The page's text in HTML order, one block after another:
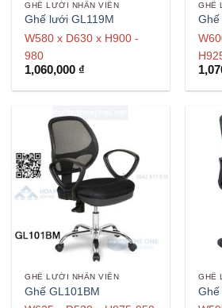
GHẾ LƯỚI NHÂN VIÊN
Ghế lưới GL119M
W580 x D630 x H900 -
980
1,060,000 ₫
GHẾ
GHẾ LƯỚI NHÂN VIÊN
Ghế GL101BM
GHẾ